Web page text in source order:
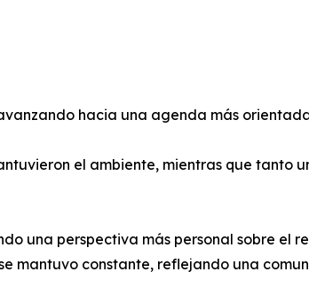
hacia una agenda más
el ambiente, mientras que tanto
una perspectiva más personal sobre el
mantuvo constante, reflejando una